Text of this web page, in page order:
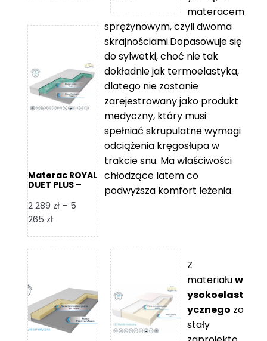
1
139 zł
do
2
109 zł
od
2
360 zł
5
365 zł
Materac ROYAL
DUET PLUS –
2 289 zł – 5
265 złZakres
od
do
5
265 zł
materacem
sprężynowym, czyli dwoma
skrajnościami.Dopasowuje się
do sylwetki, choć nie tak
dokładnie jak termoelastyka,
dlatego nie zostanie
zarejestrowany jako produkt
medyczny, który musi
spełniać skrupulatne wymogi
odciążenia kręgosłupa w
trakcie snu. Ma właściwości
chłodzące latem co
podwyższa komfort leżenia.
Z
materiałuw
ysokoelast
ycznego zo
stały